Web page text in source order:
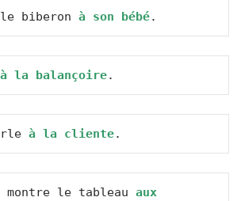
le biberon à son bébé.
à la balançoire.
à la cliente.
montre le tableau aux